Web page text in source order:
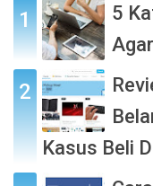
5
Kasus Beli